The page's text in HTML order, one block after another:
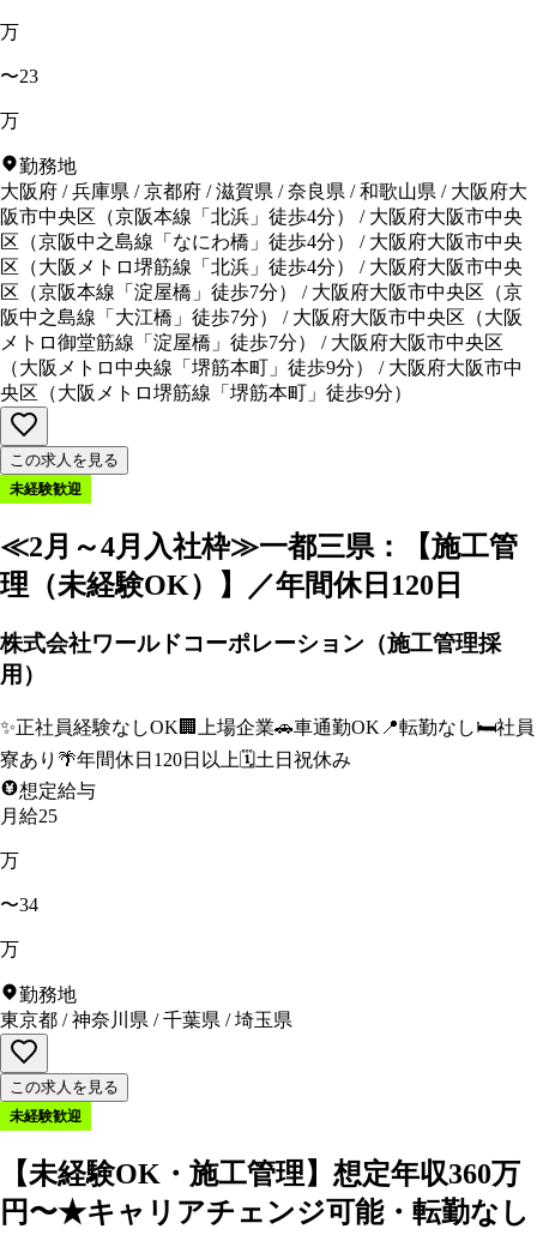
万
〜23
万
勤務地
大阪府 /兵庫県 /京都府 /滋賀県 /奈良県 /和歌山県 / 大阪府大
阪市中央区 （京阪本線「北浜」徒歩4分） / 大阪府大阪市中央
区 （京阪中之島線「なにわ橋」徒歩4分） / 大阪府大阪市中央
区 （大阪メトロ堺筋線「北浜」徒歩4分） / 大阪府大阪市中央
区 （京阪本線「淀屋橋」徒歩7分） / 大阪府大阪市中央区 （京
阪中之島線「大江橋」徒歩7分） / 大阪府大阪市中央区 （大阪
メトロ御堂筋線「淀屋橋」徒歩7分） / 大阪府大阪市中央区
（大阪メトロ中央線「堺筋本町」徒歩9分） / 大阪府大阪市中
央区 （大阪メトロ堺筋線「堺筋本町」徒歩9分）
この求人を見る
未経験歓迎
≪2月～4月入社枠≫一都三県：【施工管
理（未経験OK）】／年間休日120日
株式会社ワールドコーポレーション（施工管理採
用）
✨正社員経験なしOK 🏢 上場企業🚗車通勤OK 📍転勤なし🛏️社員
寮あり 🌴年間休日120日以上 🗓️土日祝休み
想定給与
月給25
万
〜34
万
勤務地
東京都 /神奈川県 /千葉県 /埼玉県
この求人を見る
未経験歓迎
【未経験OK・施工管理】想定年収360万
円〜★キャリアチェンジ可能・転勤なし